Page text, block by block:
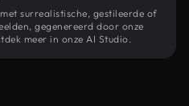
surrealistische, gestileerde of
gegenereerd door onze
meer in onze AI Studio.